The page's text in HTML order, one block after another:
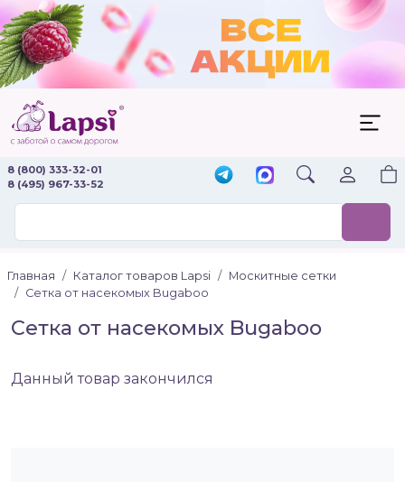
8 (800) 333-32-01
8 (495) 967-33-52
Главная Каталог товаров Lapsi
Москитные сетки
Сетка от насекомых Bugaboo
Сетка от насекомых Bugaboo
Данный товар закончился